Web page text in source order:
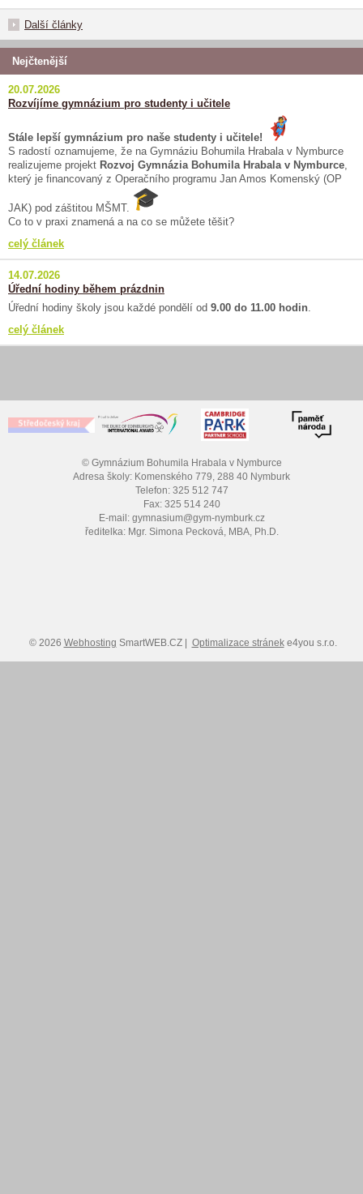
Další články
Nejčtenější
20.07.2026
Rozvíjíme gymnázium pro studenty i učitele
Stále lepší gymnázium pro naše studenty i učitele!
S radostí oznamujeme, že na Gymnáziu Bohumila Hrabala v Nymburce
realizujeme projekt Rozvoj Gymnázia Bohumila Hrabala v Nymburce
který je financovaný z Operačního programu Jan Amos Komenský (OP
JAK) pod záštitou MŠMT.
Co to v praxi znamená a na co se můžete těšit?
celý článek
14.07.2026
Úřední hodiny během prázdnin
Úřední hodiny školy jsou každé pondělí od 9.00 do 11.00 hodin
celý článek
© Gymnázium Bohumila Hrabala v Nymburce
Adresa školy: Komenského 779, 288 40 Nymburk
Telefon: 325 512 747
Fax: 325 514 240
E-mail: gymnasium@gym-nymburk.cz
ředitelka: Mgr. Simona Pecková, MBA, Ph.D.
© 2026 Webhosting SmartWEB.CZ | Optimalizace stráneke4you s.r.o.